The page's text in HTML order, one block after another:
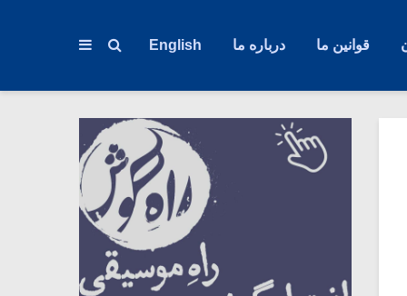
قوانین ما درباره ما English